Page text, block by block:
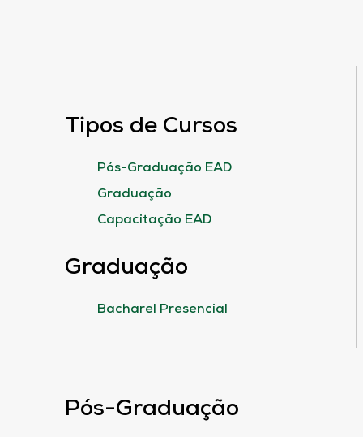
Tipos de Cursos
Pós-Graduação EAD
Graduação
Capacitação EAD
Graduação
Bacharel Presencial
Pós-Graduação